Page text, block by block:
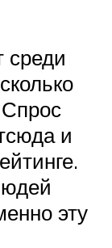
среди
и
эту